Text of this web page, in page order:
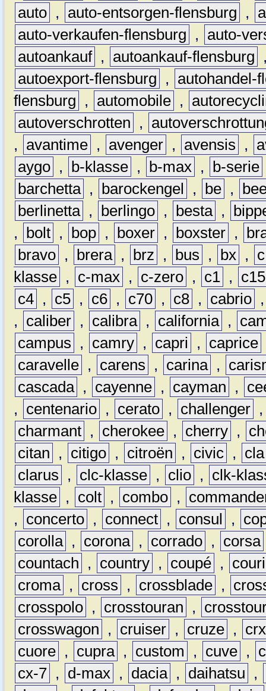
auto , auto-entsorgen-flensburg ,
auto-verkaufen-flensburg
,
auto-
autoankauf , autoankauf-flensburg
autoexport-flensburg
,
autohandel-
flensburg
, automobile ,
autoverschrotten
,
,
avantime , avenger , avensis ,
aygo , b-klasse , b-max , b-serie
barchetta , barockengel , be ,
berlinetta , berlingo , besta ,
,
bolt , bop , boxer , boxster ,
bravo , brera , brz , bus , bx ,
c
klasse , c-max , c-zero , c1 ,
c15
c4 , c5 , c6 , c70 , c8 , cabrio
,
caliber , calibra , california ,
campus
, camry , capri , caprice
caravelle , carens , carina ,
cascada , cayenne , cayman ,
,
centenario , cerato , challenger
charmant , cherokee , cherry ,
citan
, citigo , citroën , civic ,
cla
clarus
, clc-klasse , clio ,
clk-
klasse , colt , combo ,
,
concerto , connect , consul ,
corolla , corona , corrado , corsa
countach
, country , coupé ,
croma , cross , crossblade ,
crosspolo , crosstouran ,
crosswagon
, cruiser , cruze ,
crx
cuore , cupra , custom , cuve ,
cx-7 , d-max , dacia , daihatsu
,